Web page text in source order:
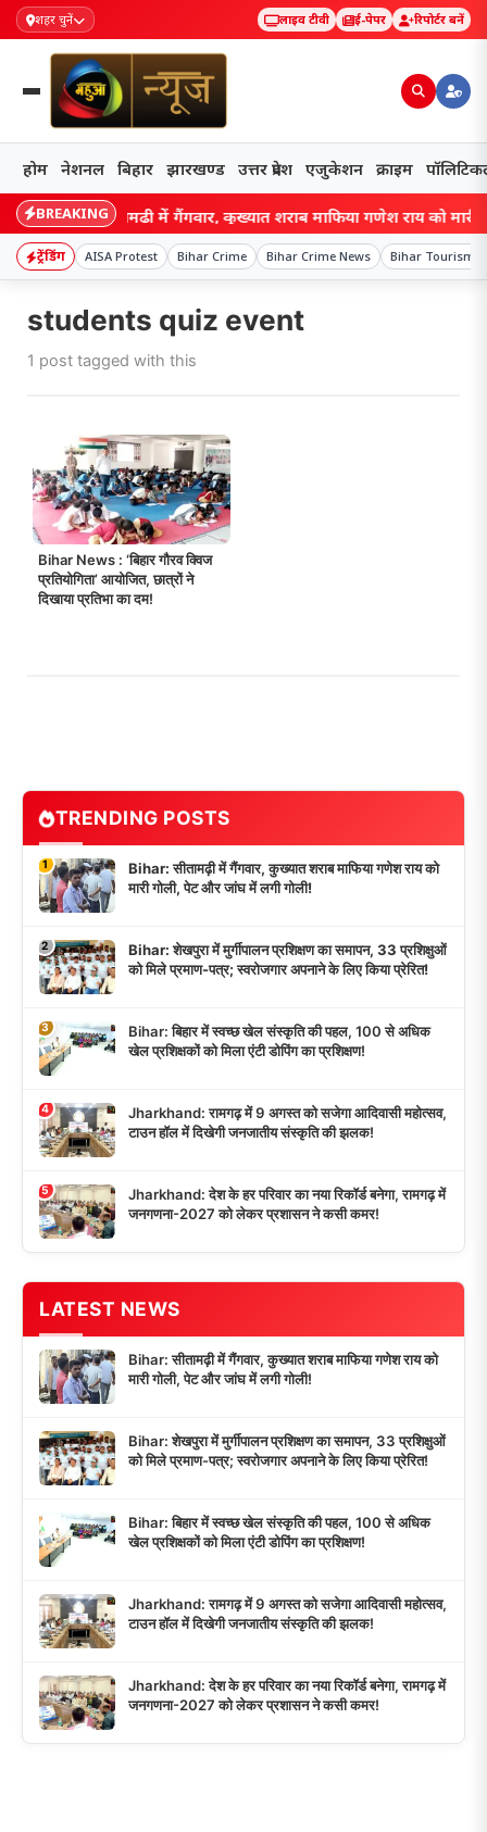
शहर चुनें लाइव टीवी ई-पेपर रिपोर्टर बनें
होम नेशनल बिहार झारखण्ड उत्तर प्रदेश एजुकेशन क्राइम
BREAKING
Bihar: सीतामढ़ी में गैंगवार, कुख्यात शराब माफिया गणेश राय को मारी
ट्रेंडिंग AISA Protest Bihar Crime Bihar Crime News Bihar Tourism
students quiz event
1 post tagged with this
Bihar News : ‘बिहार गौरव क्विज
प्रतियोगिता’ आयोजित, छात्रों ने
दिखाया प्रतिभा का दम!
TRENDING POSTS
1
Bihar: सीतामढ़ी में गैंगवार, कुख्यात शराब माफिया गणेश राय को
मारी गोली, पेट और जांघ में लगी गोली!
2
Bihar: शेखपुरा में मुर्गीपालन प्रशिक्षण का समापन, 33 प्रशिक्षुओं
को मिले प्रमाण-पत्र; स्वरोजगार अपनाने के लिए किया प्रेरित!
3
Bihar: बिहार में स्वच्छ खेल संस्कृति की पहल, 100 से अधिक
खेल प्रशिक्षकों को मिला एंटी डोपिंग का प्रशिक्षण!
4
Jharkhand: रामगढ़ में 9 अगस्त को सजेगा आदिवासी महोत्सव,
टाउन हॉल में दिखेगी जनजातीय संस्कृति की झलक!
5
Jharkhand: देश के हर परिवार का नया रिकॉर्ड बनेगा, रामगढ़ में
जनगणना-2027 को लेकर प्रशासन ने कसी कमर!
LATEST NEWS
Bihar: सीतामढ़ी में गैंगवार, कुख्यात शराब माफिया गणेश राय को
मारी गोली, पेट और जांघ में लगी गोली!
Bihar: शेखपुरा में मुर्गीपालन प्रशिक्षण का समापन, 33 प्रशिक्षुओं
को मिले प्रमाण-पत्र; स्वरोजगार अपनाने के लिए किया प्रेरित!
Bihar: बिहार में स्वच्छ खेल संस्कृति की पहल, 100 से अधिक
खेल प्रशिक्षकों को मिला एंटी डोपिंग का प्रशिक्षण!
Jharkhand: रामगढ़ में 9 अगस्त को सजेगा आदिवासी महोत्सव,
टाउन हॉल में दिखेगी जनजातीय संस्कृति की झलक!
Jharkhand: देश के हर परिवार का नया रिकॉर्ड बनेगा, रामगढ़ में
जनगणना-2027 को लेकर प्रशासन ने कसी कमर!